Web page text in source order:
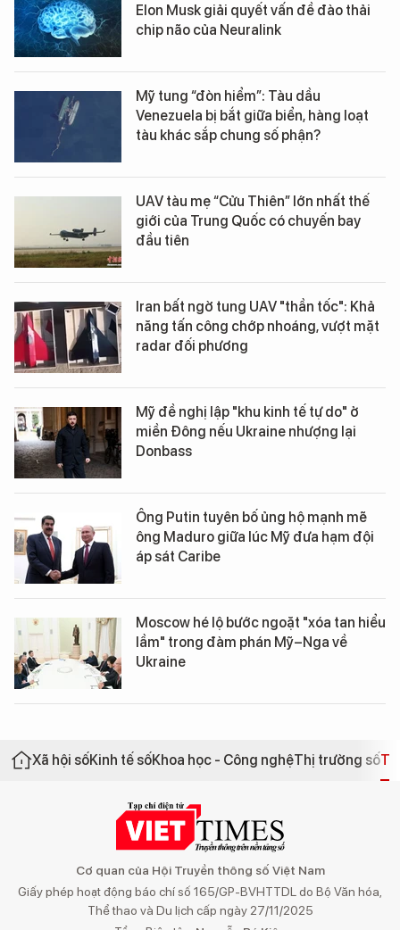
Elon Musk giải quyết vấn đề đào thải
chip não của Neuralink
Mỹ tung “đòn hiểm”: Tàu dầu
Venezuela bị bắt giữa biển, hàng loạt
tàu khác sắp chung số phận?
UAV tàu mẹ “Cửu Thiên” lớn nhất thế
giới của Trung Quốc có chuyến bay
đầu tiên
Iran bất ngờ tung UAV "thần tốc": Khả
năng tấn công chớp nhoáng, vượt mặt
radar đối phương
Mỹ đề nghị lập "khu kinh tế tự do" ở
miền Đông nếu Ukraine nhượng lại
Donbass
Ông Putin tuyên bố ủng hộ mạnh mẽ
ông Maduro giữa lúc Mỹ đưa hạm đội
áp sát Caribe
Moscow hé lộ bước ngoặt "xóa tan hiểu
lầm" trong đàm phán Mỹ–Nga về
Ukraine
Xã hội sốKinh tế sốKhoa học - Công nghệThị trường số
Cơ quan của Hội Truyền thông số Việt Nam
Giấy phép hoạt động báo chí số 165/GP-BVHTTDL do Bộ Văn hóa,
Thể thao và Du lịch cấp ngày 27/11/2025